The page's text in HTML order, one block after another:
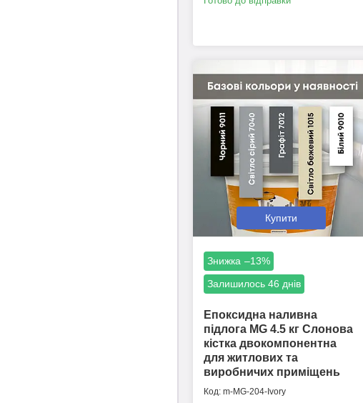
Купити
–13%
Залишилось 46 днів
Епоксидна наливна
підлога MG 4.5 кг Слонова
кістка двокомпонентна
для житлових та
виробничих приміщень
m-MG-204-Ivory